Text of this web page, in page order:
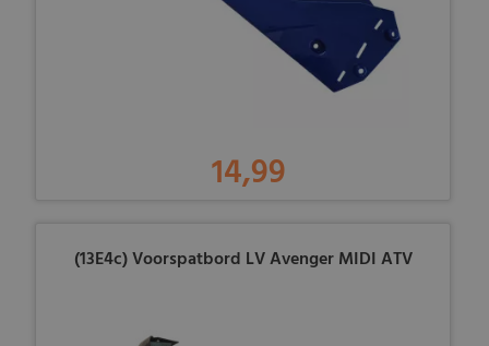
14,99
(13E4c) Voorspatbord LV Avenger MIDI ATV